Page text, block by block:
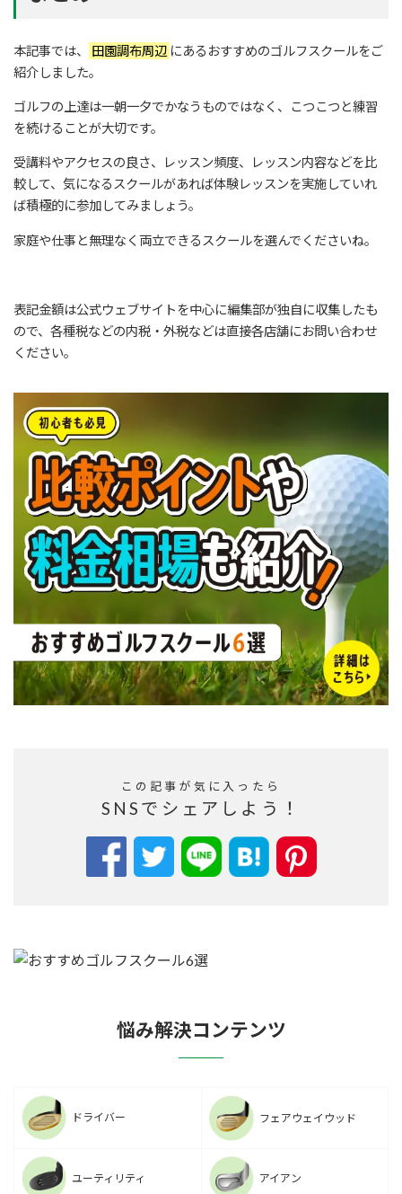
本記事では、 田園調布周辺 にあるおすすめのゴルフスクールをご
紹介しました。
ゴルフの上達は一朝一夕でかなうものではなく、こつこつと練習
を続けることが大切です。
受講料やアクセスの良さ、レッスン頻度、レッスン内容などを比
較して、気になるスクールがあれば体験レッスンを実施していれ
ば積極的に参加してみましょう。
家庭や仕事と無理なく両立できるスクールを選んでくださいね。
表記金額は公式ウェブサイトを中心に編集部が独自に収集したも
ので、各種税などの内税・外税などは直接各店舗にお問い合わせ
ください。
この記事が気に入ったら
SNSでシェアしよう！
悩み解決コンテンツ
ドライバー フェアウェイウッド
ユーティリティ アイアン